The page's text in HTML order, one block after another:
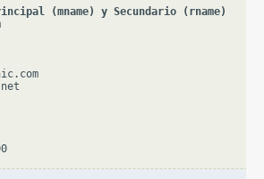
(mname) y Secundario (rname)